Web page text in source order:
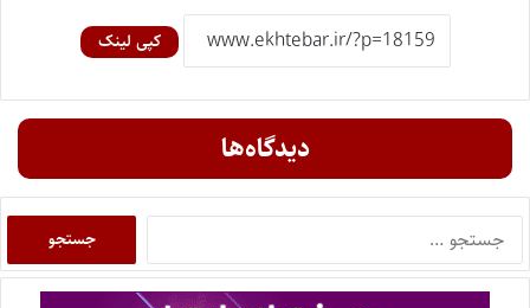
کپی لینک
دیدگاه‌ها